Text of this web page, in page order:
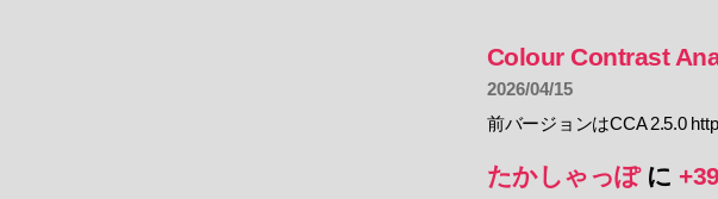
Colour Contrast
2026/04/15
前バージョンはCCA 2.5.0
たかしゃっぽに+39